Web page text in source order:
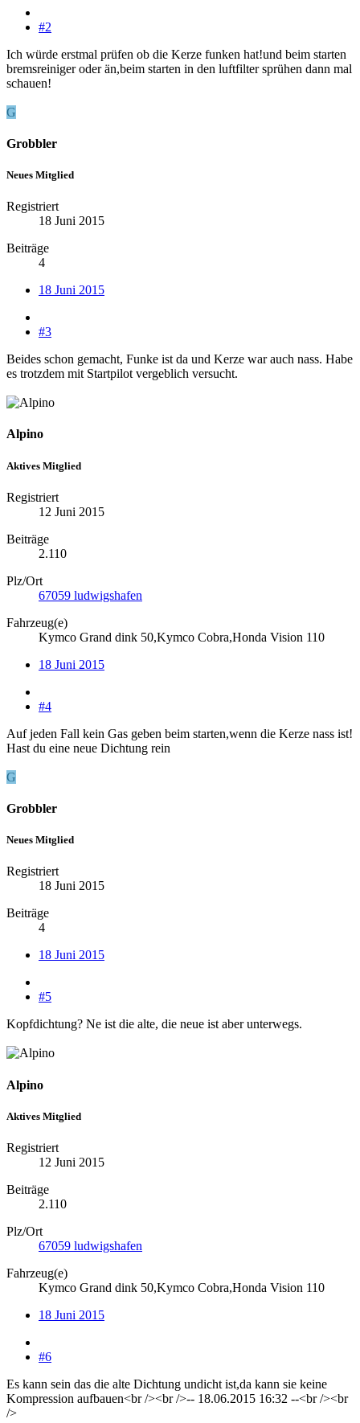
#2
Ich würde erstmal prüfen ob die Kerze funken hat!und beim starten
bremsreiniger oder än,beim starten in den luftfilter sprühen dann mal
schauen!
G
Grobbler
Neues Mitglied
Registriert
18 Juni 2015
Beiträge
4
18 Juni 2015
#3
Beides schon gemacht, Funke ist da und Kerze war auch nass. Habe
es trotzdem mit Startpilot vergeblich versucht.
Alpino
Aktives Mitglied
Registriert
12 Juni 2015
Beiträge
2.110
Plz/Ort
67059 ludwigshafen
Fahrzeug(e)
Kymco Grand dink 50,Kymco Cobra,Honda Vision 110
18 Juni 2015
#4
Auf jeden Fall kein Gas geben beim starten,wenn die Kerze nass ist!
Hast du eine neue Dichtung rein
G
Grobbler
Neues Mitglied
Registriert
18 Juni 2015
Beiträge
4
18 Juni 2015
#5
Kopfdichtung? Ne ist die alte, die neue ist aber unterwegs.
Alpino
Aktives Mitglied
Registriert
12 Juni 2015
Beiträge
2.110
Plz/Ort
67059 ludwigshafen
Fahrzeug(e)
Kymco Grand dink 50,Kymco Cobra,Honda Vision 110
18 Juni 2015
#6
Es kann sein das die alte Dichtung undicht ist,da kann sie keine
Kompression aufbauen<br /><br />-- 18.06.2015 16:32 --<br /><br
/>